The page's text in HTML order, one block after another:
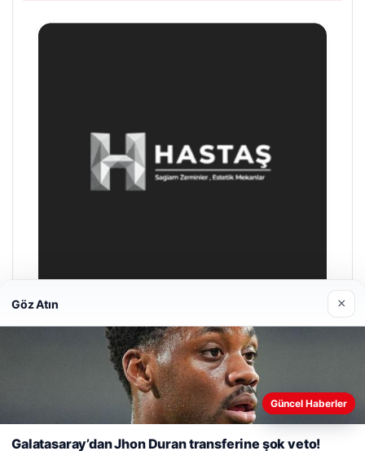
Enes Kaplan Avukatlık Bürosu
Web sitemizi nasıl kullandığınızı daha iyi anlayabilmek,
deneyiminizi kişiselleştirmek ve geliştirmek amacıyla çerezler
Çerez Politikamız
Reddet Kabul Et
Göz Atın ×
Güncel Haberler
Galatasaray’dan Jhon Duran transferine şok veto!